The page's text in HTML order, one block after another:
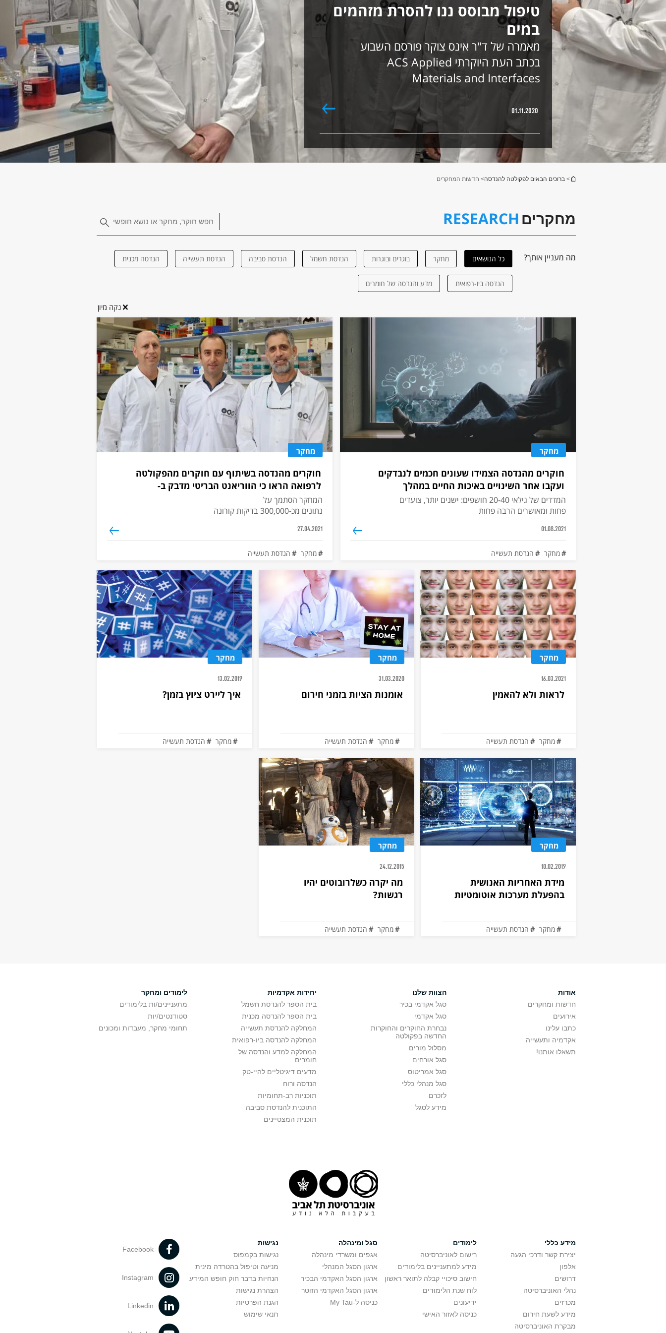
טיפול מבוסס ננו להסרת מזהמים
במים
מאמרה של ד"ר אינס צוקר פורסם השבוע
בכתב העת היוקרתי ACS Applied
Materials and Interfaces
01.11.2020
הינך נמצא כאן
> ברוכים הבאים לפקולטה להנדסה> חדשות המחקרים
מחקרים RESEARCH
מה מעניין אותך? כל הנושאים מחקר בוגרים ובוגרות הנדסת חשמל הנדסת סביבה הנדסת תעשייה הנדסה מכנית
הנדסה ביו-רפואית מדע והנדסה של חומרים
נקה מיון
מחקר
01.08.2021
חוקרים מהנדסה הצמידו שעונים חכמים לנבדקים
ועקבו אחר השינויים באיכות החיים במהלך
המדדים של גילאי 20-40 חושפים: ישנים יותר, צועדים
פחות ומאושרים הרבה פחות
מחקר הנדסת תעשייה
מחקר
27.04.2021
חוקרים מהנדסה בשיתוף עם חוקרים מהפקולטה
לרפואה הראו כי הווריאנט הבריטי מדבק ב-
המחקר הסתמך על
נתונים מכ-300,000 בדיקות קורונה
מחקר הנדסת תעשייה
מחקר
16.03.2021
לראות ולא להאמין
מחקר הנדסת תעשייה
מחקר
31.03.2020
אומנות הציות בזמני חירום
מחקר הנדסת תעשייה
מחקר
13.02.2019
איך ליירט ציוץ בזמן?
מחקר הנדסת תעשייה
מחקר
10.02.2019
מידת האחריות האנושית
בהפעלת מערכות אוטומטיות
מחקר הנדסת תעשייה
מחקר
24.12.2015
מה יקרה כשלרובוטים יהיו
רגשות?
מחקר הנדסת תעשייה
אודות
חדשות ומחקרים
אירועים
כתבו עלינו
אקדמיה ותעשייה
תשאלו אותנו!
הצוות שלנו
סגל אקדמי בכיר
סגל אקדמי
נבחרת החוקרים והחוקרות
החדשה בפקולטה
מסלול מורים
סגל אורחים
סגל אמריטוס
סגל מנהלי כללי
לזכרם
מידע לסגל
יחידות אקדמיות
בית הספר להנדסת חשמל
בית הספר להנדסה מכנית
המחלקה להנדסת תעשייה
המחלקה להנדסה ביו-רפואית
המחלקה למדע והנדסה של
חומרים
מדעים דיגיטליים להיי-טק
הנדסה ורוח
תוכניות רב-תחומיות
התוכנית להנדסת סביבה
תוכנית המצטיינים
לימודים ומחקר
מתעניינים/ות בלימודים
סטודנטים/יות
תחומי מחקר, מעבדות ומכונים
מידע כללי
יצירת קשר ודרכי הגעה
אלפון
דרושים
נהלי האוניברסיטה
מכרזים
מידע לשעת חירום
מבקרת האוניברסיטה
לימודים
רישום לאוניברסיטה
מידע למתעניינים בלימודים
חישוב סיכויי קבלה לתואר ראשון
לוח שנת הלימודים
ידיעונים
כניסה לאזור האישי
סגל ומינהלה
אגפים ומשרדי מינהלה
ארגון הסגל המנהלי
ארגון הסגל האקדמי הבכיר
ארגון הסגל האקדמי הזוטר
כניסה ל-My Tau
נגישות
נגישות בקמפוס
מניעה וטיפול בהטרדה מינית
הנחיות בדבר חוק חופש המידע
הצהרת נגישות
הגנת הפרטיות
תנאי שימוש
Facebook
Instagram
Linkedin